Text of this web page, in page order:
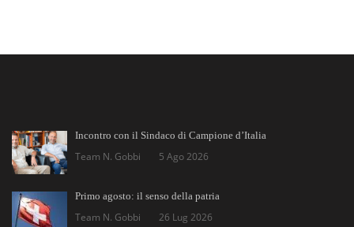
Incontro con il Sindaco di Campione d’Italia
Team N. Gobbi 5 Ago 2026
Primo agosto: il senso della patria
Team N. Gobbi 26 Lug 2026